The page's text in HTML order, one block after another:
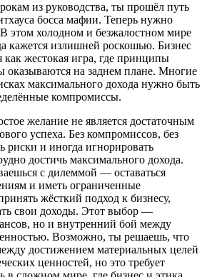
из руководства, ты прошёл путь
босса мафии. Теперь нужно
этом холодном и безжалостном мире
кажется излишней роскошью. Бизнес
как жестокая игра, где принципы
оказываются на заднем плане. Многие
максимального дохода нужно быть
компромиссы.
желание не является достаточным
успеха. Без компромиссов, без
риски и иногда игнорировать
достичь максимального дохода.
с дилеммой — оставаться
и иметь ограниченные
жёсткий подход к бизнесу,
свои доходы. Этот выбор —
но и внутренний бой между
Возможно, ты решаешь, что
достижением материальных целей
ценностей, но это требует